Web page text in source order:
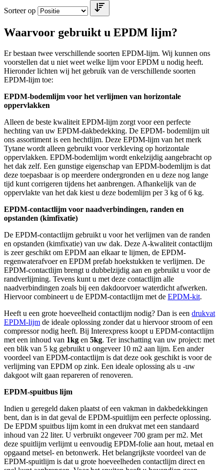
Sorteer op
Waarvoor gebruikt u EPDM lijm?
Er bestaan twee verschillende soorten EPDM-lijm. Wij kunnen ons
voorstellen dat u niet weet welke lijm voor EPDM u nodig heeft.
Hieronder lichten wij het gebruik van de verschillende soorten
EPDM-lijm toe:
EPDM-bodemlijm voor het verlijmen van horizontale
oppervlakken
Alleen de beste kwaliteit EPDM-lijm zorgt voor een perfecte
hechting van uw EPDM-dakbedekking. De EPDM- bodemlijm uit
ons assortiment is een hechtlijm. Deze EPDM-lijm van het merk
Tytane wordt alleen gebruikt voor verkleving op horizontale
oppervlakken. EPDM-bodemlijm wordt enkelzijdig aangebracht op
het dak zelf. Een gunstige eigenschap van EPDM-bodemlijm is dat
deze toepasbaar is op meerdere ondergronden en u deze nog lange
tijd kunt corrigeren tijdens het aanbrengen. Afhankelijk van de
oppervlakte van het dak kiest u deze bodemlijm per 3 kg of 6 kg.
EPDM-contactlijm voor naadverbindingen, randen en
opstanden (kimfixatie)
De EPDM-contactlijm gebruikt u voor het verlijmen van de randen
en opstanden (kimfixatie) van uw dak. Deze A-kwaliteit contactlijm
is zeer geschikt om EPDM aan elkaar te lijmen, de EPDM-
regenwaterafvoer en EPDM prefab hoekstukken te verlijmen. De
EPDM-contactlijm brengt u dubbelzijdig aan en gebruikt u voor de
randverlijming. Tevens kunt u met deze contactlijm alle
naadverbindingen zoals bij een dakdoorvoer waterdicht afwerken.
Hiervoor combineert u de EPDM-contactlijm met de EPDM-kit.
Heeft u een grote hoeveelheid contactlijm nodig? Dan is een drukvat
EPDM-lijm de ideale oplossing zonder dat u hiervoor stroom of een
compressor nodig heeft. Bij Interexpress koopt u EPDM-contactlijm
met een inhoud van 1kg en 5kg. Ter inschatting van uw project: met
een blik van 5 kg gebruikt u ongeveer 10 m2 aan lijm. Een ander
voordeel van EPDM-contactlijm is dat deze ook geschikt is voor de
verlijming van EPDM op zink. Een ideale oplossing als u -uw
dakgoot wilt gaan repareren of renoveren.
EPDM-spuitbus lijm
Indien u geregeld daken plaatst of een vakman in dakbedekkingen
bent, dan is in dat geval de EPDM-spuitlijm een perfecte oplossing.
De EPDM spuitbus lijm komt in een drukvat met een standaard
inhoud van 22 liter. U verbruikt ongeveer 700 gram per m2. Met
deze spuitlijm verlijmt u eenvoudig EPDM-folie aan hout, metaal en
opgaand metsel- en betonwerk. Het belangrijkste voordeel van de
EPDM-spuitlijm is dat u grote hoeveelheden contactlijm direct en